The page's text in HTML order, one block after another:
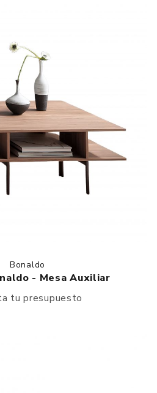
Bonaldo
- Mesa Auxiliar
tu presupuesto